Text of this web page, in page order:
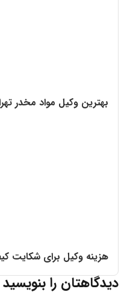
بهترین وکیل مواد مخدر
هزینه وکیل برای شکایت
دیدگاهتان را بنویسید